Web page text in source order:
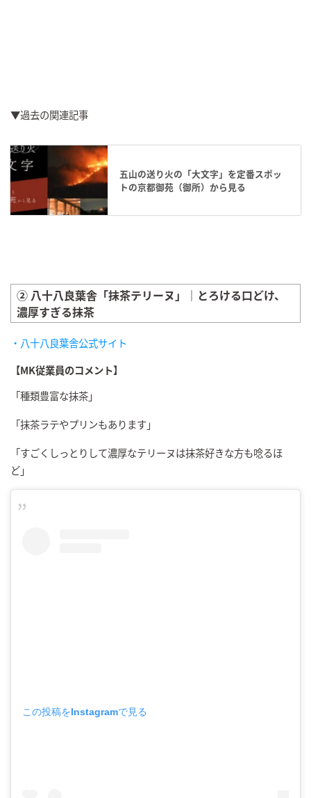
▼過去の関連記事
五山の送り火の「大文字」を定番スポッ
トの京都御苑（御所）から見る
② 八十八良葉舎「抹茶テリーヌ」｜とろける口どけ、
濃厚すぎる抹茶
・八十八良葉舎公式サイト
【MK従業員のコメント】
「種類豊富な抹茶」
「抹茶ラテやプリンもあります」
「すごくしっとりして濃厚なテリーヌは抹茶好きな方も唸るほ
ど」
この投稿をInstagramで見る